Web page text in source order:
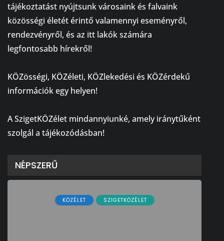
tájékoztatást nyújtsunk városaink és falvaink
közösségi életét érintő valamennyi eseményről,
rendezvényről, és az itt lakók számára
legfontosabb hírekről!
KÖZösségi, KÖZéleti, KÖZlekedési és KÖZérdekű
információk egy helyen!
A SzigetKÖZélet mindannyiunké, amely iránytűként
szolgál a tájékozódásban!
NÉPSZERŰ
KÖZÉLET SZIGETKÖZÉLET